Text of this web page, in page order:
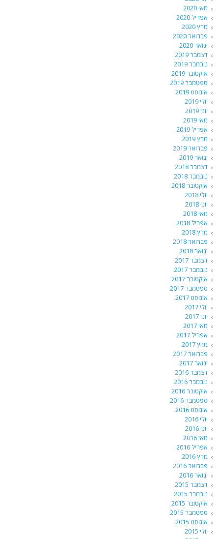
מאי 2020
אפריל 2020
מרץ 2020
פברואר 2020
ינואר 2020
דצמבר 2019
נובמבר 2019
אוקטובר 2019
ספטמבר 2019
אוגוסט 2019
יולי 2019
יוני 2019
מאי 2019
אפריל 2019
מרץ 2019
פברואר 2019
ינואר 2019
דצמבר 2018
נובמבר 2018
אוקטובר 2018
יולי 2018
יוני 2018
מאי 2018
אפריל 2018
מרץ 2018
פברואר 2018
ינואר 2018
דצמבר 2017
נובמבר 2017
אוקטובר 2017
ספטמבר 2017
אוגוסט 2017
יולי 2017
יוני 2017
מאי 2017
אפריל 2017
מרץ 2017
פברואר 2017
ינואר 2017
דצמבר 2016
נובמבר 2016
אוקטובר 2016
ספטמבר 2016
אוגוסט 2016
יולי 2016
יוני 2016
מאי 2016
אפריל 2016
מרץ 2016
פברואר 2016
ינואר 2016
דצמבר 2015
נובמבר 2015
אוקטובר 2015
ספטמבר 2015
אוגוסט 2015
יולי 2015